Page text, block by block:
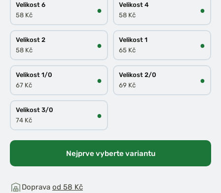
Velikost 6
58 Kč
●
Velikost 4
58 Kč
●
Velikost 2
58 Kč
●
Velikost 1
65 Kč
●
Velikost 1/0
67 Kč
●
Velikost 2/0
69 Kč
●
Velikost 3/0
74 Kč
●
Nejprve vyberte variantu
Doprava od 58 Kč